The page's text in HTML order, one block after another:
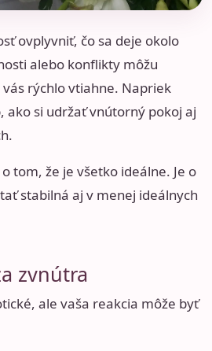
ovplyvniť, čo sa deje okolo
alebo konflikty môžu
rýchlo vtiahne. Napriek
ako si udržať vnútorný pokoj aj
tom, že je všetko ideálne. Je o
stabilná aj v menej ideálnych
zvnútra
ale vaša reakcia môže byť